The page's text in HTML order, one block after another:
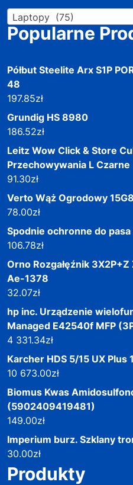
Laptopy (75)
Popularne
Półbut Steelite Arx S1P
48
197.85zł
Grundig HS 8980
186.52zł
Leitz Wow Click & Store
Przechowywania L Czarne
91.30zł
Verto Wąż Ogrodowy
78.00zł
Spodnie ochronne do pasa
106.78zł
Orno Rozgałęźnik
Ae-1378
32.07zł
hp inc. Urządzenie
Managed E42540f MFP
4 331.34zł
Karcher HDS 5/15 UX Plus
10 673.00zł
Biomus Kwas
(5902409419481)
149.00zł
Imperium burz. Szklany
30.00zł
Produkty